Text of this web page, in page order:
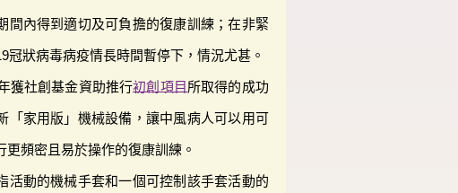
間內得到適切及可負擔的復康訓練；在非緊
冠狀病毒病疫情長時間暫停下，情況尤甚。
獲社創基金資助推行初創項目 所取得的成功
「家用版」機械設備，讓中風病人可以用可
更頻密且易於操作的復康訓練。
活動的機械手套和一個可控制該手套活動的